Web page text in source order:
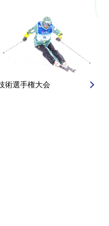
術選手権大会